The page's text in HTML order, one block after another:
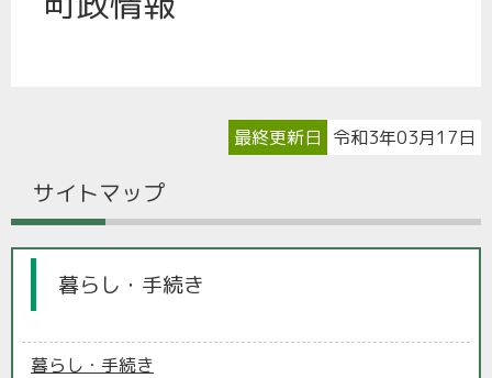
最終更新日 令和3年03月17日
サイトマップ
暮らし・手続き
暮らし・手続き